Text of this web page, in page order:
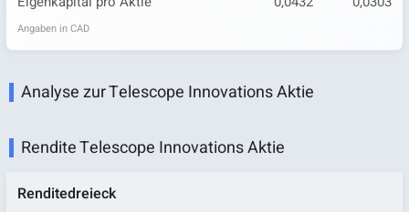
Angaben in CAD
Analyse zur Telescope Innovations Aktie
Rendite Telescope Innovations Aktie
Renditedreieck